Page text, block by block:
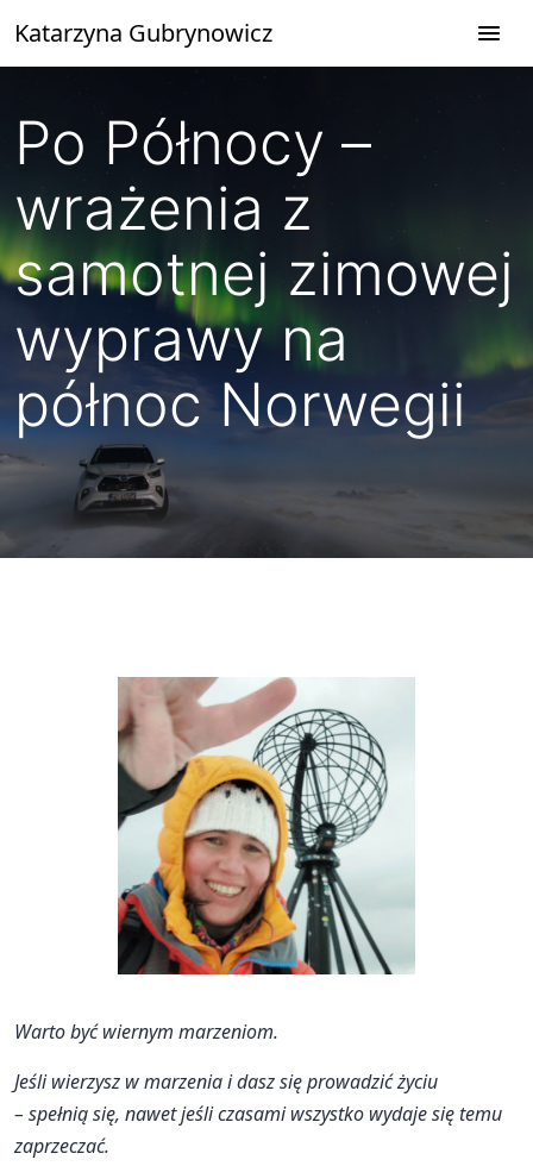
do
treści
Katarzyna Gubrynowicz
Po Północy –
wrażenia z
samotnej zimowej
wyprawy na
północ Norwegii
Warto być wiernym marzeniom.
Jeśli wierzysz w marzenia i dasz się prowadzić życiu
– spełnią się, nawet jeśli czasami wszystko wydaje się temu
zaprzeczać.